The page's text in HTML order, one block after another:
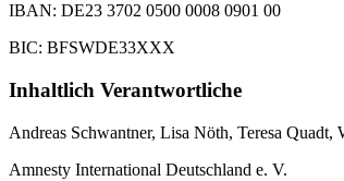
IBAN: DE23 3702 0500 0008 0901 00
BIC: BFSWDE33XXX
Inhaltlich Verantwortliche
Andreas Schwantner, Lisa Nöth, Teresa Quadt,
Amnesty International Deutschland e. V.